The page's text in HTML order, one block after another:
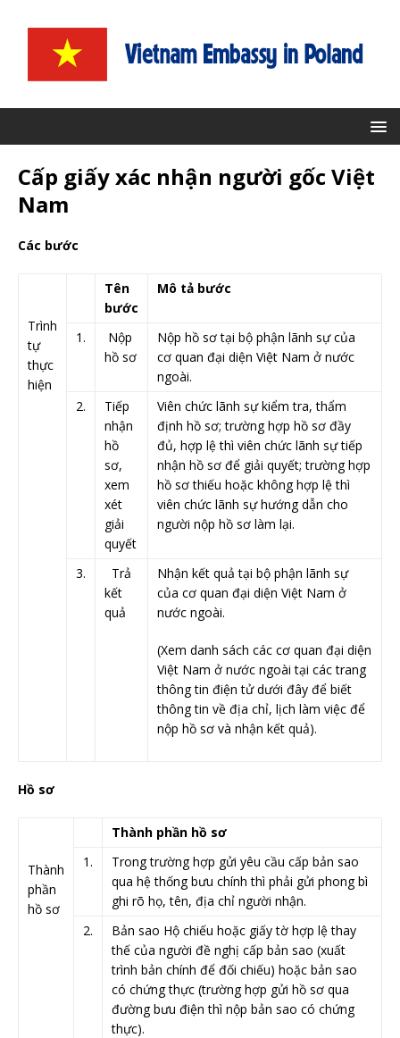
Cấp giấy xác nhận người gốc Việt
Nam
Các bước
Trình
tự
thực
hiện ​
​Tên
bước
Mô tả bước
​1.
​ Nộp
hồ sơ
​Nộp hồ sơ tại bộ phận lãnh sự của
cơ quan đại diện Việt Nam ở nước
ngoài.
​2.
Tiếp
nhận
hồ
sơ,
xem
xét
giải
quyết
Viên chức lãnh sự kiểm tra, thẩm
định hồ sơ; trường hợp hồ sơ đầy
đủ, hợp lệ thì viên chức lãnh sự tiếp
nhận hồ sơ để giải quyết; trường hợp
hồ sơ thiếu hoặc không hợp lệ thì
viên chức lãnh sự hướng dẫn cho
người nộp hồ sơ làm lại.
3.
Trả
kết
quả
Nhận kết quả tại bộ phận lãnh sự
của cơ quan đại diện Việt Nam ở
nước ngoài.
(Xem danh sách các cơ quan đại diện
Việt Nam ở nước ngoài tại các trang
thông tin điện tử dưới đây để biết
thông tin về địa chỉ, lịch làm việc để
nộp hồ sơ và nhận kết quả).
Hồ sơ
Thành
phần
hồ sơ ​
​Thành phần hồ sơ
​1.
Trong trường hợp gửi yêu cầu cấp bản sao
qua hệ thống bưu chính thì phải gửi phong bì
ghi rõ họ, tên, địa chỉ người nhận.
​2.
Bản sao Hộ chiếu hoặc giấy tờ hợp lệ thay
thế của người đề nghị cấp bản sao (xuất
trình bản chính để đối chiếu) hoặc bản sao
có chứng thực (trường hợp gửi hồ sơ qua
đường bưu điện thì nộp bản sao có chứng
thực).